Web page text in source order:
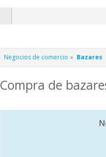
Negocios de comercio Bazares
Compra de